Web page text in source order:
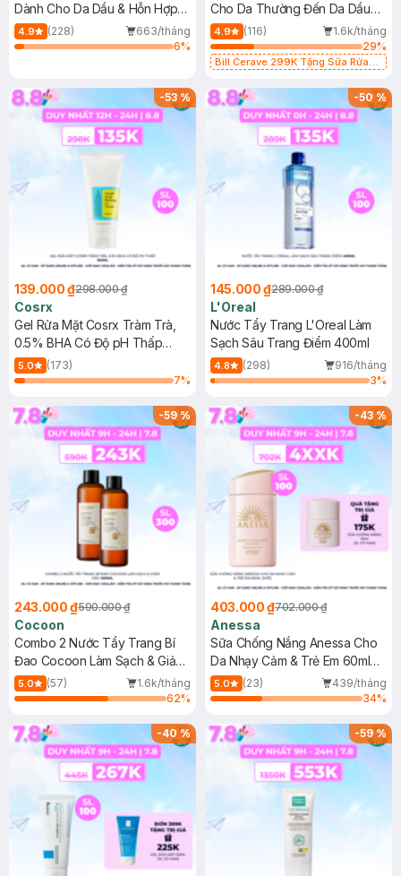
Dành Cho Da Dầu & Hỗn Hợp
500ml
4.9 (228)
663/tháng
6%
Cho Da Thường Đến Da Dầu
473ml
4.9 (116)
1.6k/tháng
29%
Bill Cerave 299K Tặng Sữa Rửa
-53%
139.000 ₫298.000 ₫
Cosrx
Gel Rửa Mặt Cosrx Tràm Trà,
0.5% BHA Có Độ pH Thấp
150ml
5.0
(173)
7%
-50%
145.000 ₫289.000 ₫
L'Oreal
Nước Tẩy Trang L'Oreal Làm
Sạch Sâu Trang Điểm 400ml
4.8 (298)
916/tháng
3%
-59%
243.000 ₫590.000 ₫
Cocoon
Combo 2 Nước Tẩy Trang Bí
Đao Cocoon Làm Sạch & Giảm
Dầu 500ml
5.0 (57)
1.6k/tháng
62%
-43%
403.000 ₫702.000 ₫
Anessa
Sữa Chống Nắng Anessa Cho
Da Nhạy Cảm & Trẻ Em 60ml
(Mới)
5.0 (23)
439/tháng
34%
-40% -59%